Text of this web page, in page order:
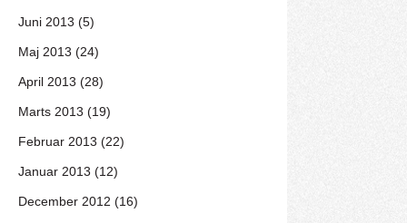
Juni 2013 (5)
Maj 2013 (24)
April 2013 (28)
Marts 2013 (19)
Februar 2013 (22)
Januar 2013 (12)
December 2012 (16)